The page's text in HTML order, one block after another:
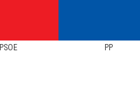
PSOE PP